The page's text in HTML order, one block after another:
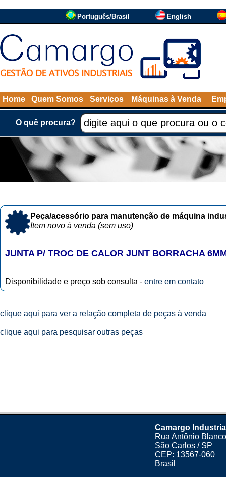
Português/Brasil English
Home Quem Somos Serviços Máquinas à Venda
O quê procura?
Peça/acessório para manutenção de máquina
Item novo à venda (sem uso)
JUNTA P/ TROC DE CALOR JUNT BORRACHA
Disponibilidade e preço sob consulta - entre em contato
clique aqui para ver a relação completa de peças à venda
clique aqui para pesquisar outras peças
Camargo
Rua Antônio
São Carlos / SP
CEP: 13567-060
Brasil